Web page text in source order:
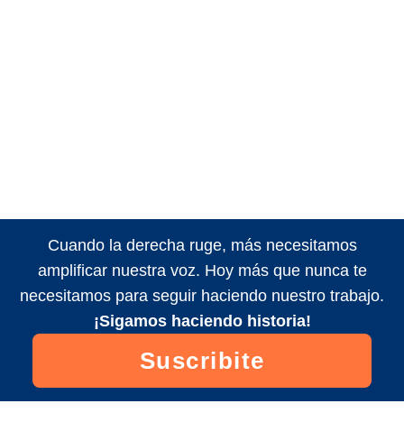
Cuando la derecha ruge, más necesitamos
amplificar nuestra voz. Hoy más que nunca te
necesitamos para seguir haciendo nuestro trabajo.
¡Sigamos haciendo historia!
Suscribite